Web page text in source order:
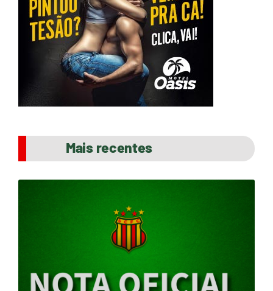
Mais recentes